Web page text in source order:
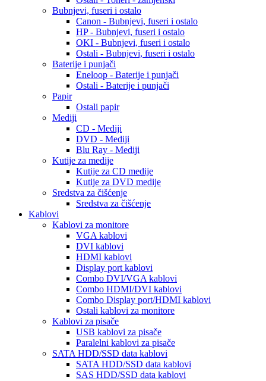
Bubnjevi, fuseri i ostalo
Canon - Bubnjevi, fuseri i ostalo
HP - Bubnjevi, fuseri i ostalo
OKI - Bubnjevi, fuseri i ostalo
Ostali - Bubnjevi, fuseri i ostalo
Baterije i punjači
Eneloop - Baterije i punjači
Ostali - Baterije i punjači
Papir
Ostali papir
Mediji
CD - Mediji
DVD - Mediji
Blu Ray - Mediji
Kutije za medije
Kutije za CD medije
Kutije za DVD medije
Sredstva za čišćenje
Sredstva za čišćenje
Kablovi
Kablovi za monitore
VGA kablovi
DVI kablovi
HDMI kablovi
Display port kablovi
Combo DVI/VGA kablovi
Combo HDMI/DVI kablovi
Combo Display port/HDMI kablovi
Ostali kablovi za monitore
Kablovi za pisače
USB kablovi za pisače
Paralelni kablovi za pisače
SATA HDD/SSD data kablovi
SATA HDD/SSD data kablovi
SAS HDD/SSD data kablovi